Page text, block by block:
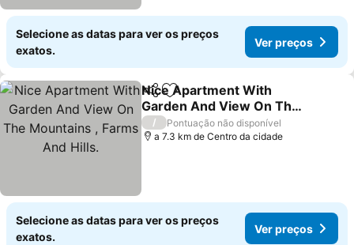
Selecione as datas para ver os preços
exatos.
Ver preços
PartilharAdicionar aos favoritos
Nice Apartment With
Garden And View On The
Mountains , Farms And
Hills.
Ver preços
/
Pontuação não disponível
a 7.3 km de Centro da cidade
Selecione as datas para ver os preços
exatos.
Ver preços